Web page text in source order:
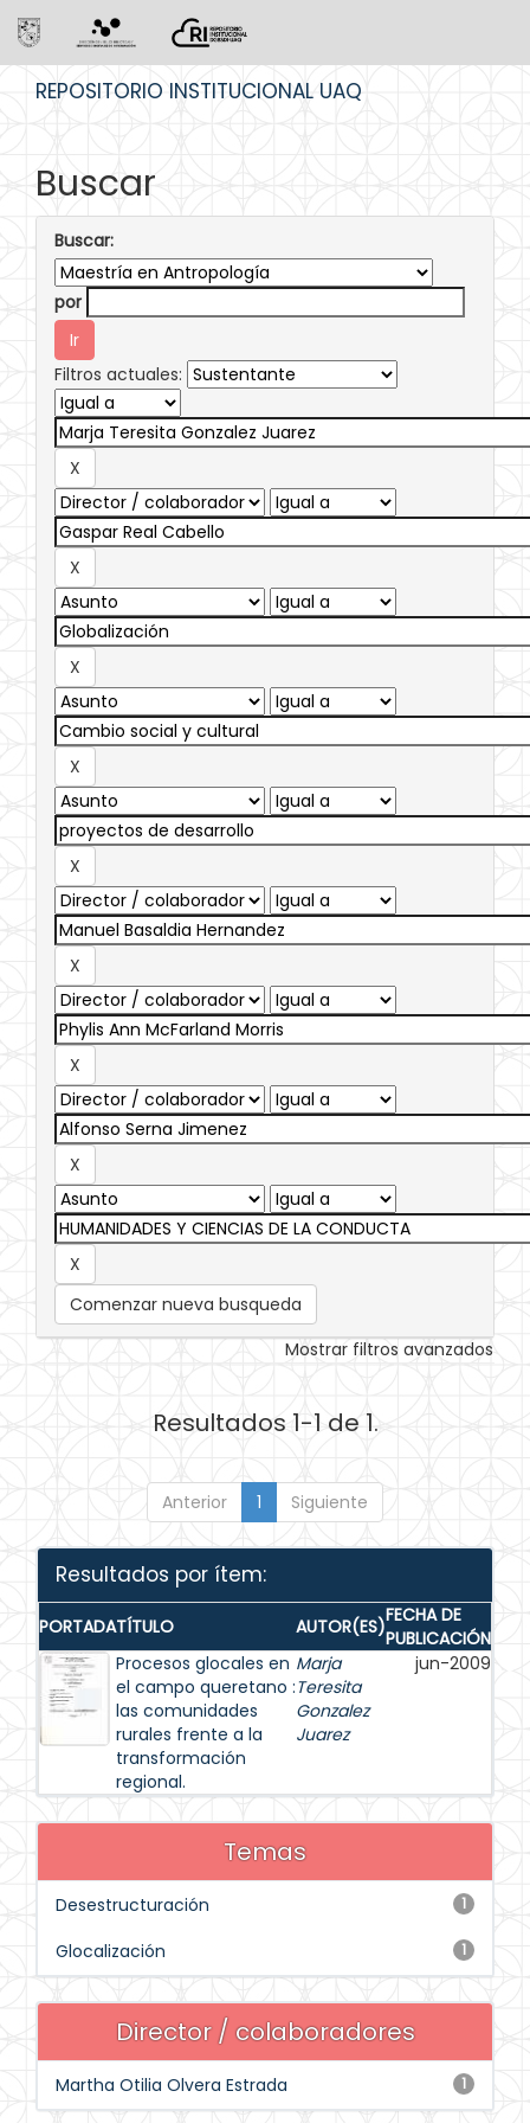
REPOSITORIO INSTITUCIONAL UAQ
Buscar
Buscar:
por
Filtros actuales:
Comenzar nueva busqueda
Mostrar filtros avanzados
Resultados 1-1 de 1.
Anterior 1 Siguiente
Resultados por ítem:
PORTADATÍTULO AUTOR(ES)FECHA DE
PUBLICACIÓN
Procesos glocales en
el campo queretano :
las comunidades
rurales frente a la
transformación
regional.
Marja
Teresita
Gonzalez
Juarez
jun-2009
Temas
1
Desestructuración
1
Glocalización
Director / colaboradores
1
Martha Otilia Olvera Estrada